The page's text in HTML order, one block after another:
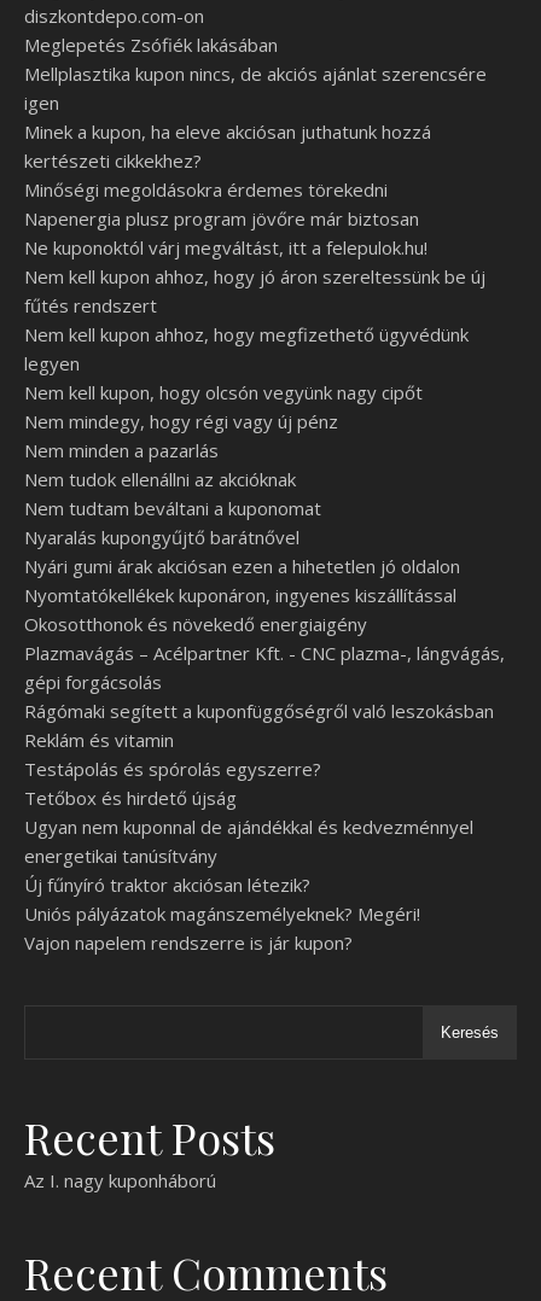
diszkontdepo.com-on
Meglepetés Zsófiék lakásában
Mellplasztika kupon nincs, de akciós ajánlat szerencsére
igen
Minek a kupon, ha eleve akciósan juthatunk hozzá
kertészeti cikkekhez?
Minőségi megoldásokra érdemes törekedni
Napenergia plusz program jövőre már biztosan
Ne kuponoktól várj megváltást, itt a felepulok.hu!
Nem kell kupon ahhoz, hogy jó áron szereltessünk be új
fűtés rendszert
Nem kell kupon ahhoz, hogy megfizethető ügyvédünk
legyen
Nem kell kupon, hogy olcsón vegyünk nagy cipőt
Nem mindegy, hogy régi vagy új pénz
Nem minden a pazarlás
Nem tudok ellenállni az akcióknak
Nem tudtam beváltani a kuponomat
Nyaralás kupongyűjtő barátnővel
Nyári gumi árak akciósan ezen a hihetetlen jó oldalon
Nyomtatókellékek kuponáron, ingyenes kiszállítással
Okosotthonok és növekedő energiaigény
Plazmavágás – Acélpartner Kft. - CNC plazma-, lángvágás,
gépi forgácsolás
Rágómaki segített a kuponfüggőségről való leszokásban
Reklám és vitamin
Testápolás és spórolás egyszerre?
Tetőbox és hirdető újság
Ugyan nem kuponnal de ajándékkal és kedvezménnyel
energetikai tanúsítvány
Új fűnyíró traktor akciósan létezik?
Uniós pályázatok magánszemélyeknek? Megéri!
Vajon napelem rendszerre is jár kupon?
Keresés
Recent Posts
Az I. nagy kuponháború
Recent Comments